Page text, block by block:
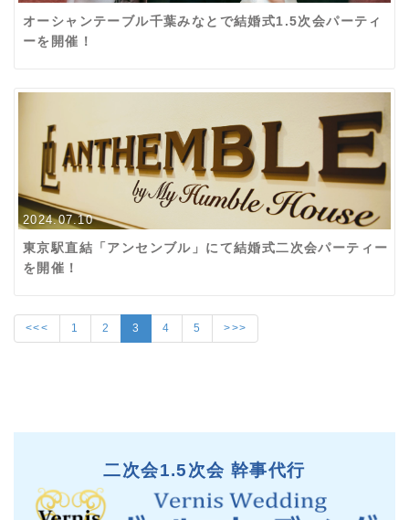
オーシャンテーブル千葉みなとで結婚式1.5次会パーティ
ーを開催！
2024.07.10
東京駅直結「アンセンブル」にて結婚式二次会パーティー
を開催！
<<< 1 2 3 4 5 >>>
二次会1.5次会 幹事代行